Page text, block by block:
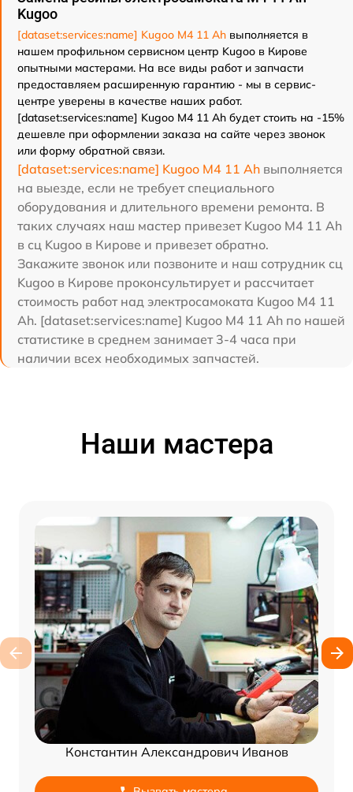
Kugoo
[dataset:services:name] Kugoo M4 11 Ah выполняется в
нашем профильном сервисном центр Kugoo в Кирове
опытными мастерами. На все виды работ и запчасти
предоставляем расширенную гарантию - мы в сервис-
центре уверены в качестве наших работ.
[dataset:services:name] Kugoo M4 11 Ah будет стоить на -15%
дешевле при оформлении заказа на сайте через звонок
или форму обратной связи.
[dataset:services:name] Kugoo M4 11 Ah выполняется
на выезде, если не требует специального
оборудования и длительного времени ремонта. В
таких случаях наш мастер привезет Kugoo M4 11 Ah
в сц Kugoo в Кирове и привезет обратно.
Закажите звонок или позвоните и наш сотрудник сц
Kugoo в Кирове проконсультирует и рассчитает
стоимость работ над электросамоката Kugoo M4 11
Ah. [dataset:services:name] Kugoo M4 11 Ah по нашей
статистике в среднем занимает 3-4 часа при
наличии всех необходимых запчастей.
Наши мастера
Константин Александрович Иванов